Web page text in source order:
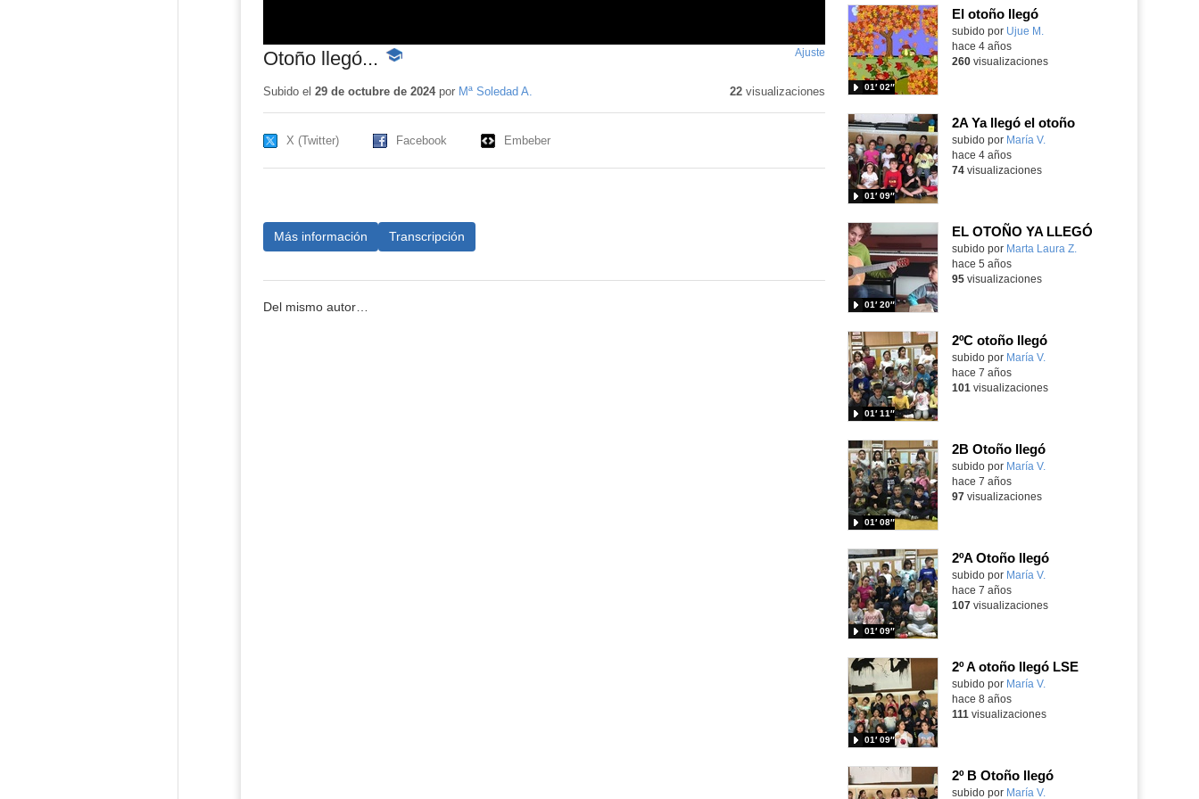
Otoño llegó...
-
educativo
Ajuste
pantalla
Subido el 29 de octubre de 2024por Mª Soledad A. 22visualizaciones
X (Twitter) Facebook Embeber
Más información Transcripción
Del mismo autor…
El otoño llegó
Contenido educativo.
subido por Ujue M.
01′ 02″
hace 4 años
260visualizaciones
2A Ya llegó el otoño
Contenido educativo.
subido por María V.
01′ 09″
hace 4 años
74visualizaciones
EL OTOÑO YA LLEGÓ
Contenido educativo.
subido por Marta Laura Z.
01′ 20″
hace 5 años
95visualizaciones
2ºC otoño llegó
subido por María V.
01′ 11″
hace 7 años
101 visualizaciones
2B Otoño llegó
subido por María V.
01′ 08″
hace 7 años
97visualizaciones
2ºA Otoño llegó
subido por María V.
01′ 09″
hace 7 años
107visualizaciones
2º A otoño llegó LSE
subido por María V.
01′ 09″
hace 8 años
111 visualizaciones
2º B Otoño llegó
subido por María V.